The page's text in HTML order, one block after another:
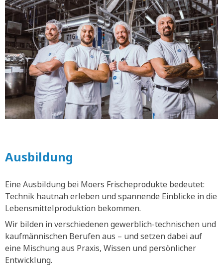
Ausbildung
Eine Ausbildung bei Moers Frischeprodukte bedeutet:
Technik hautnah erleben und spannende Einblicke in die
Lebensmittelproduktion bekommen.
Wir bilden in verschiedenen gewerblich-technischen und
kaufmännischen Berufen aus – und setzen dabei auf
eine Mischung aus Praxis, Wissen und persönlicher
Entwicklung.